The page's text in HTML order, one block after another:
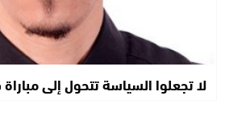
لا تجعلوا السياسة تتحول إلى